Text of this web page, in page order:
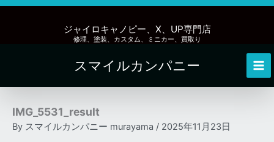
内
ッ
ジャイロキャノピー、X、UP専門店
修理、塗装、カスタム、ミニカー、買取り
スマイルカンパニー
IMG_5531_result
By スマイルカンパニー murayama / 2025年11月23日